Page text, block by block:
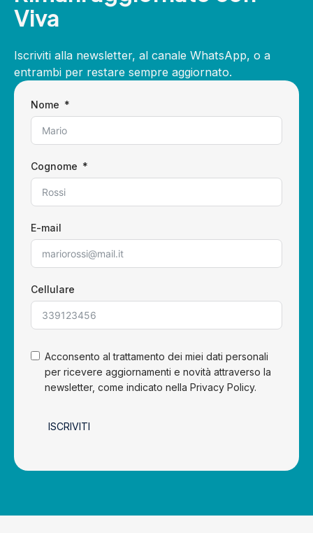
Viva
Iscriviti alla newsletter, al canale WhatsApp, o a
entrambi per restare sempre aggiornato.
Nome
Cognome
E-mail
Cellulare
Acconsento al trattamento dei miei dati personali
per ricevere aggiornamenti e novità attraverso la
newsletter, come indicato nella Privacy Policy.
ISCRIVITI